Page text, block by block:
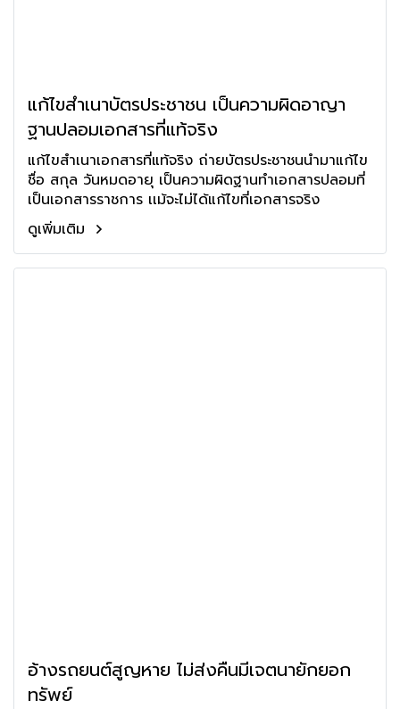
แก้ไขสำเนาบัตรประชาชน เป็นความผิดอาญา
ฐานปลอมเอกสารที่แท้จริง
แก้ไขสำเนาเอกสารที่แท้จริง ถ่ายบัตรประชาชนนำมาแก้ไข
ชื่อ สกุล วันหมดอายุ เป็นความผิดฐานทำเอกสารปลอมที่
เป็นเอกสารราชการ เเม้จะไม่ได้แก้ไขที่เอกสารจริง
ดูเพิ่มเติม
อ้างรถยนต์สูญหาย ไม่ส่งคืนมีเจตนายักยอก
ทรัพย์